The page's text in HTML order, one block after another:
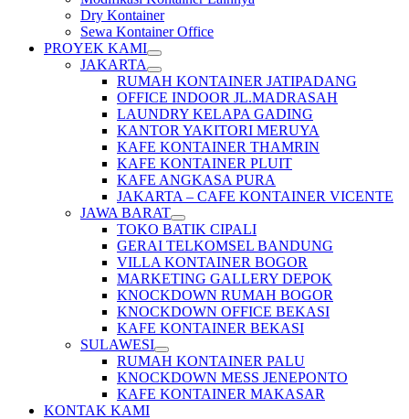
Dry Kontainer
Sewa Kontainer Office
PROYEK KAMI
JAKARTA
RUMAH KONTAINER JATIPADANG
OFFICE INDOOR JL.MADRASAH
LAUNDRY KELAPA GADING
KANTOR YAKITORI MERUYA
KAFE KONTAINER THAMRIN
KAFE KONTAINER PLUIT
KAFE ANGKASA PURA
JAKARTA – CAFE KONTAINER VICENTE
JAWA BARAT
TOKO BATIK CIPALI
GERAI TELKOMSEL BANDUNG
VILLA KONTAINER BOGOR
MARKETING GALLERY DEPOK
KNOCKDOWN RUMAH BOGOR
KNOCKDOWN OFFICE BEKASI
KAFE KONTAINER BEKASI
SULAWESI
RUMAH KONTAINER PALU
KNOCKDOWN MESS JENEPONTO
KAFE KONTAINER MAKASAR
KONTAK KAMI